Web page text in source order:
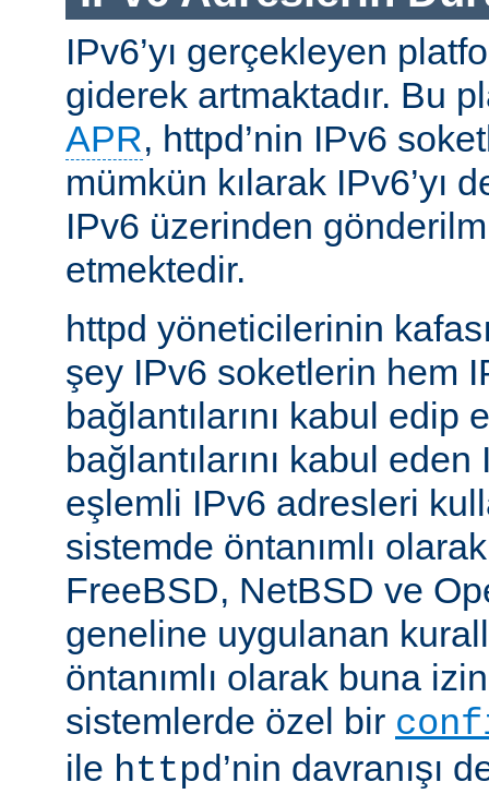
IPv6’yı gerçekleyen
giderek artmaktadır. Bu
APR, httpd’nin IPv6
mümkün kılarak IPv6’yı
IPv6 üzerinden
etmektedir.
httpd yöneticilerinin
şey IPv6 soketlerin hem
bağlantılarını kabul edip
bağlantılarını kabul
eşlemli IPv6 adresleri
sistemde öntanımlı
FreeBSD, NetBSD ve
geneline uygulanan
öntanımlı olarak buna
sistemlerde özel bir
ile httpd’nin davranışı